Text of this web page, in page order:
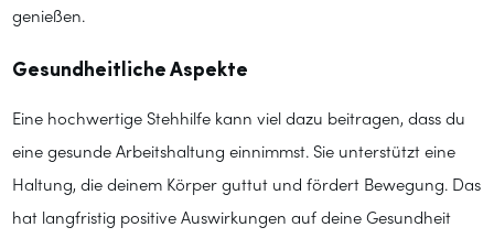
genießen.
Gesundheitliche Aspekte
Eine hochwertige Stehhilfe kann viel dazu beitragen, dass du
eine gesunde Arbeitshaltung einnimmst. Sie unterstützt eine
Haltung, die deinem Körper guttut und fördert Bewegung. Das
hat langfristig positive Auswirkungen auf deine Gesundheit